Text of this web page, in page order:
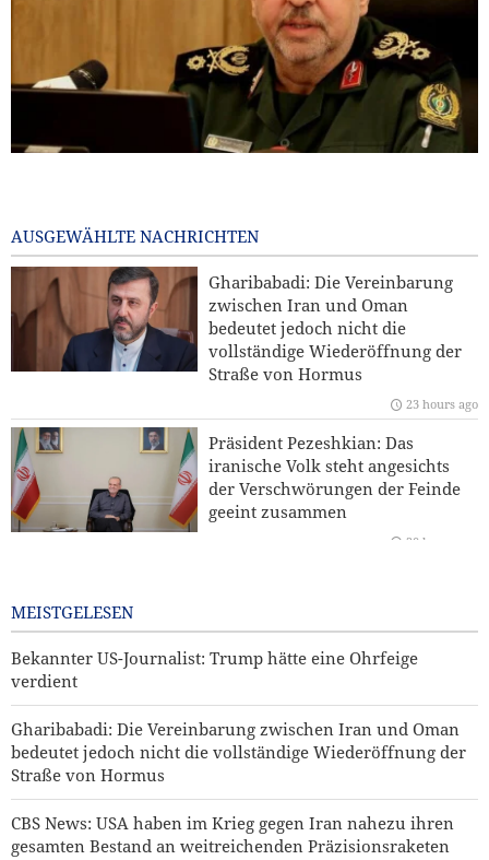
Kommentar | Die Zukunft der regionalen Sicherheit:
Warum eine Sicherheitsordnung unter Führung der
Staaten der Region unverzichtbar ist
Hamas: Der Angriff auf den Norden Jerusalems wird
unseren Widerstand gegen die Pläne zur Judaisierung
Yahya Saree: Wir haben die Stellungen der saudischen
Söldner mit ballistischen Raketen und Drohnen
zerschlagen
AUSGEWÄHLTE NACHRICHTEN
Gharibabadi: Die Vereinbarung
zwischen Iran und Oman
bedeutet jedoch nicht die
vollständige Wiederöffnung der
Straße von Hormus
23 hours ago
Präsident Pezeshkian: Das
iranische Volk steht angesichts
der Verschwörungen der Feinde
geeint zusammen
20 hours ago
22 hours ago
MEISTGELESEN
Bekannter US-Journalist: Trump hätte eine Ohrfeige
verdient
Gharibabadi: Die Vereinbarung zwischen Iran und Oman
bedeutet jedoch nicht die vollständige Wiederöffnung der
Straße von Hormus
CBS News: USA haben im Krieg gegen Iran nahezu ihren
gesamten Bestand an weitreichenden Präzisionsraketen